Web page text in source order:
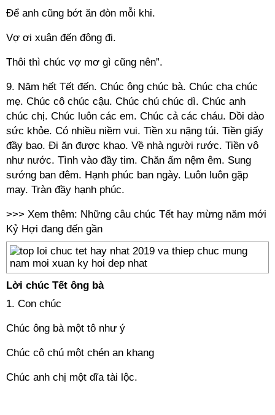
Để anh cũng bớt ăn đòn mỗi khi.
Vợ ơi xuân đến đông đi.
Thôi thì chúc vợ mơ gì cũng nên”.
9. Năm hết Tết đến. Chúc ông chúc bà. Chúc cha chúc
mẹ. Chúc cô chúc cậu. Chúc chú chúc dì. Chúc anh
chúc chị. Chúc luôn các em. Chúc cả các cháu. Dồi dào
sức khỏe. Có nhiều niềm vui. Tiền xu nặng túi. Tiền giấy
đầy bao. Đi ăn được khao. Về nhà người rước. Tiền vô
như nước. Tình vào đầy tim. Chăn ấm nệm êm. Sung
sướng ban đêm. Hạnh phúc ban ngày. Luôn luôn gặp
may. Tràn đầy hạnh phúc.
>>> Xem thêm: Những câu chúc Tết hay mừng năm mới
Kỷ Hợi đang đến gần
Lời chúc Tết ông bà
1. Con chúc
Chúc ông bà một tô như ý
Chúc cô chú một chén an khang
Chúc anh chị một dĩa tài lộc.